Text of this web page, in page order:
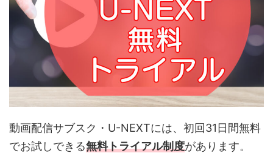
動画配信サブスク・U-NEXTには、初回31日間無料
でお試しできる無料トライアル制度があります。